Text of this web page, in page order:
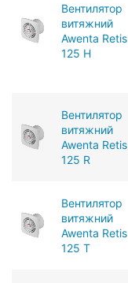
Вентилятор
витяжний
Awenta Retis
125 H
Вентилятор
витяжний
Awenta Retis
125 R
Вентилятор
витяжний
Awenta Retis
125 T